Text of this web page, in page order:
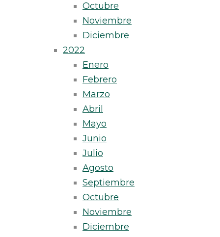
Octubre
Noviembre
Diciembre
2022
Enero
Febrero
Marzo
Abril
Mayo
Junio
Julio
Agosto
Septiembre
Octubre
Noviembre
Diciembre